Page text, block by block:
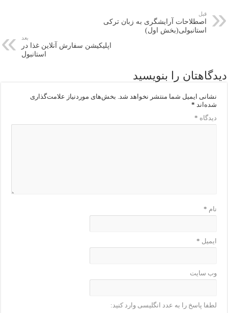
قبل
اصطلاحات آرایشگری به زبان ترکی
استانبولی(بخش اول)
بعد
اپلیکیشن سفارش آنلاین غذا در
استانبول
دیدگاهتان را بنویسید
نشانی ایمیل شما منتشر نخواهد شد. بخش‌های موردنیاز علامت‌گذاری
شده‌اند *
دیدگاه *
نام *
ایمیل *
وب‌ سایت
لطفا پاسخ را به عدد انگلیسی وارد کنید: